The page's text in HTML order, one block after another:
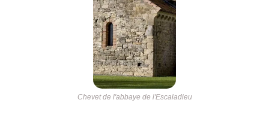
Chevet de l'abbaye de l'Escaladieu